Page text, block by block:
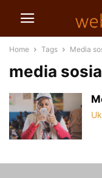
Home Tags Media
media